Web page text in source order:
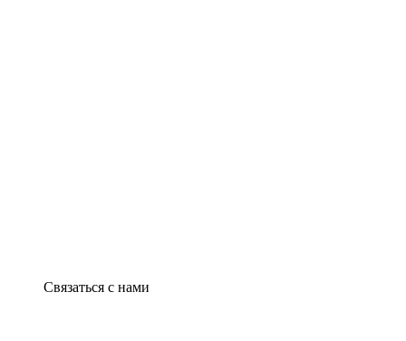
Связаться с нами